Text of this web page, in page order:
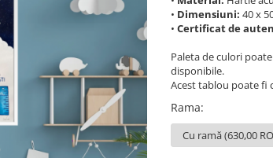
• Dimensiuni: 40 x
• Certificat de
Paleta de culori
disponibile.
Acest tablou poate fi
Rama: